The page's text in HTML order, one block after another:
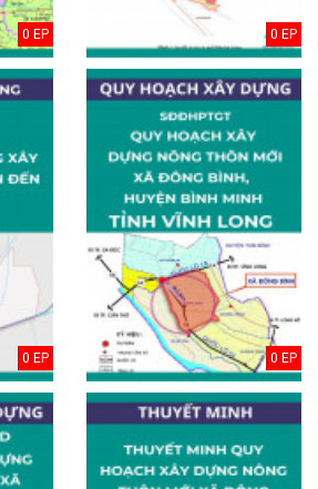
0 EP 0 EP
0 EP 0 EP